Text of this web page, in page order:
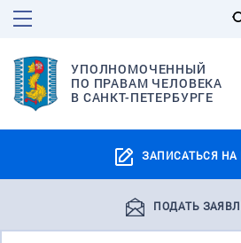
УПОЛНОМОЧЕННЫЙ
ПО ПРАВАМ ЧЕЛОВЕКА
В САНКТ-ПЕТЕРБУРГЕ
ЗАПИСАТЬСЯ НА
ПОДАТЬ